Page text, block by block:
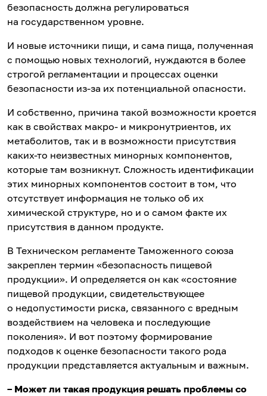
безопасность должна регулироваться
на государственном уровне.
И новые источники пищи, и сама пища, полученная
с помощью новых технологий, нуждаются в более
строгой регламентации и процессах оценки
безопасности из-за их потенциальной опасности.
И собственно, причина такой возможности кроется
как в свойствах макро- и микронутриентов, их
метаболитов, так и в возможности присутствия
каких-то неизвестных минорных компонентов,
которые там возникнут. Сложность идентификации
этих минорных компонентов состоит в том, что
отсутствует информация не только об их
химической структуре, но и о самом факте их
присутствия в данном продукте.
В Техническом регламенте Таможенного союза
закреплен термин «безопасность пищевой
продукции». И определяется он как «состояние
пищевой продукции, свидетельствующее
о недопустимости риска, связанного с вредным
воздействием на человека и последующие
поколения». И вот поэтому формирование
подходов к оценке безопасности такого рода
продукции представляется актуальным и важным.
– Может ли такая продукция решать проблемы со